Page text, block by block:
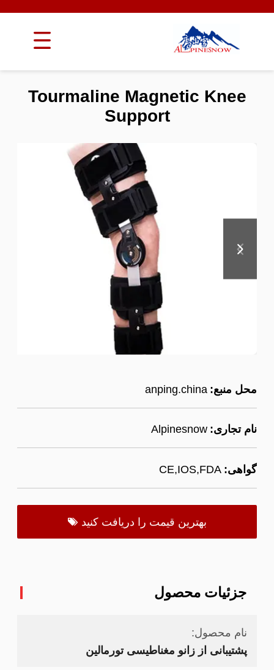
محل منبع: anping.china
نام تجاری: Alpinesnow
گواهی: CE,IOS,FDA
بهترین قیمت را دریافت کنید
Tourmaline Magnetic Knee
Support
جزئیات محصول
نام محصول:
پشتیبانی از زانو مغناطیسی تورمالین